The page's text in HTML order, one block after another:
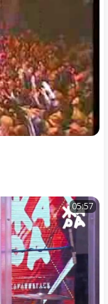
05:57